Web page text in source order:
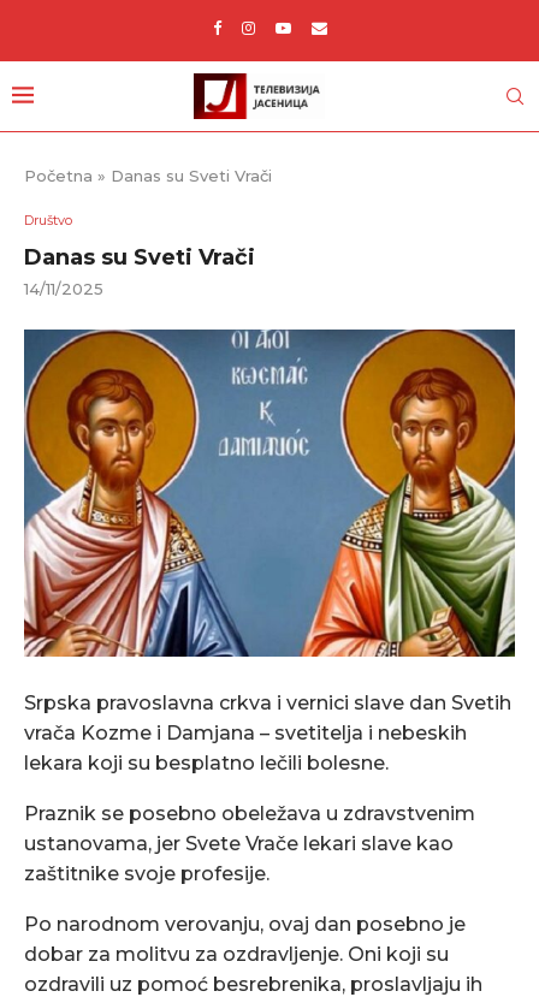
Početna » Danas su Sveti Vrači
Društvo
Danas su Sveti Vrači
14/11/2025
Srpska pravoslavna crkva i vernici slave dan Svetih
vrača Kozme i Damjana – svetitelja i nebeskih
lekara koji su besplatno lečili bolesne.
Praznik se posebno obeležava u zdravstvenim
ustanovama, jer Svete Vrače lekari slave kao
zaštitnike svoje profesije.
Po narodnom verovanju, ovaj dan posebno je
dobar za molitvu za ozdravljenje. Oni koji su
ozdravili uz pomoć besrebrenika, proslavljaju ih